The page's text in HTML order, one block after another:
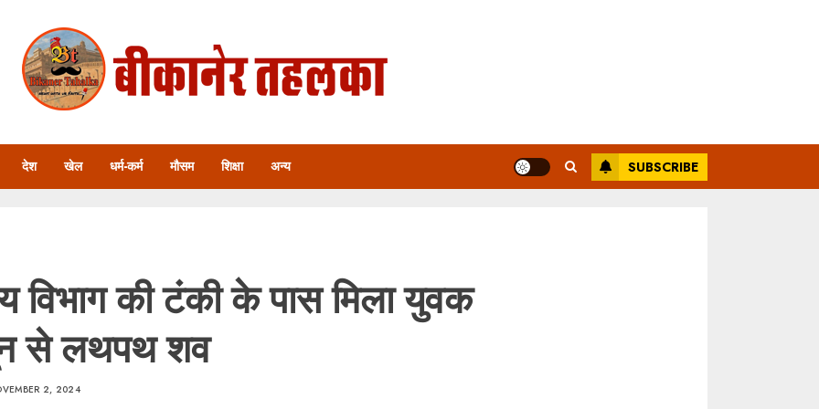
देश खेल धर्म-कर्म मौसम शिक्षा अन्य SUBSCRIBE
विभाग की टंकी के पास मिला युवक
से लथपथ शव
2, 2024